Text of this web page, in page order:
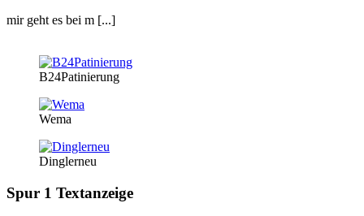
mir geht es bei m [...]
B24Patinierung
Wema
Dinglerneu
Spur 1 Textanzeige